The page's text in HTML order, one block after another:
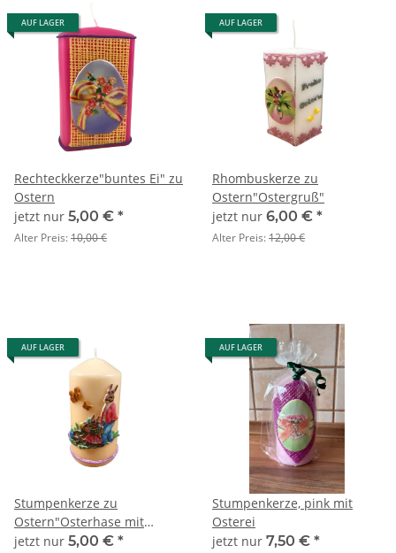
AUF LAGER
Rechteckkerze"buntes Ei" zu
Ostern
jetzt nur 5,00 € *
Alter Preis:10,00 €
AUF LAGER
Rhombuskerze zu
Ostern"Ostergruß"
jetzt nur 6,00 € *
Alter Preis:12,00 €
AUF LAGER
Stumpenkerze zu
Ostern"Osterhase mit
Schubkarre"
jetzt nur 5,00 € *
AUF LAGER
Stumpenkerze, pink mit
Osterei
jetzt nur 7,50 € *